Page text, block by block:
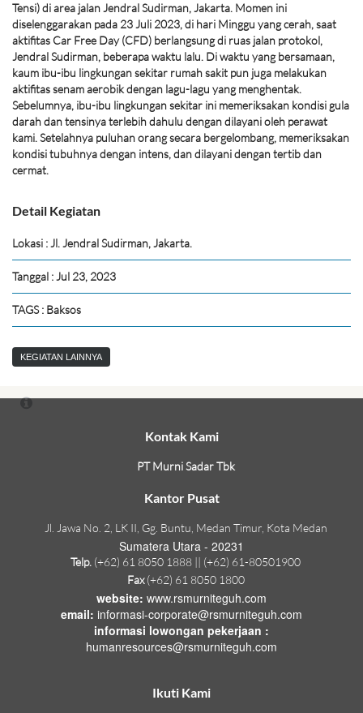
Tensi) di area jalan Jendral Sudirman, Jakarta. Momen ini
diselenggarakan pada 23 Juli 2023, di hari Minggu yang cerah, saat
aktifitas Car Free Day (CFD) berlangsung di ruas jalan protokol,
Jendral Sudirman, beberapa waktu lalu. Di waktu yang bersamaan,
kaum ibu-ibu lingkungan sekitar rumah sakit pun juga melakukan
aktifitas senam aerobik dengan lagu-lagu yang menghentak.
Sebelumnya, ibu-ibu lingkungan sekitar ini memeriksakan kondisi gula
darah dan tensinya terlebih dahulu dengan dilayani oleh perawat
kami. Setelahnya puluhan orang secara bergelombang, memeriksakan
kondisi tubuhnya dengan intens, dan dilayani dengan tertib dan
cermat.
Detail Kegiatan
Lokasi : Jl. Jendral Sudirman, Jakarta.
Tanggal : Jul 23, 2023
TAGS : Baksos
KEGIATAN LAINNYA
Kontak Kami
PT Murni Sadar Tbk
Kantor Pusat
Jl. Jawa No. 2, LK II, Gg. Buntu, Medan Timur, Kota Medan
Sumatera Utara - 20231
Telp. (+62) 61 8050 1888 || (+62) 61-80501900
Fax(+62) 61 8050 1800
website: www.rsmurniteguh.com
email: informasi-corporate@rsmurniteguh.com
informasi lowongan pekerjaan :
humanresources@rsmurniteguh.com
Ikuti Kami